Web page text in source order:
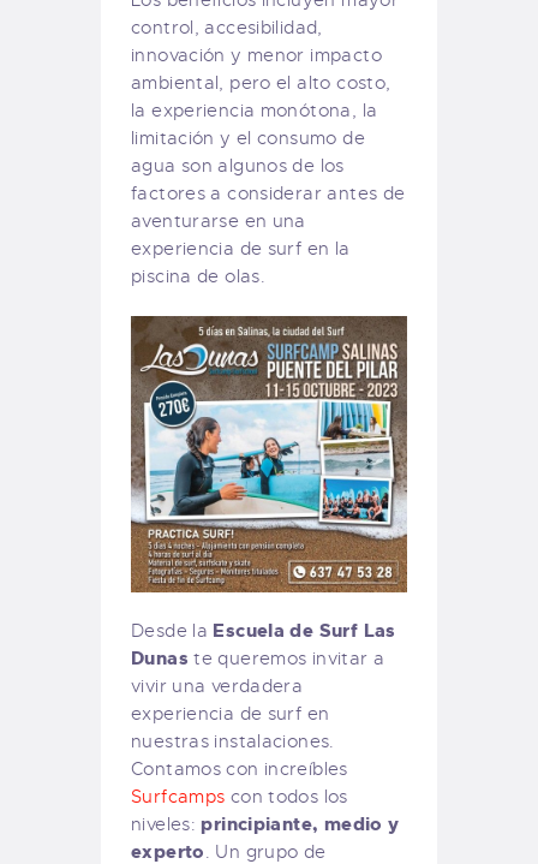
control, accesibilidad,
innovación y menor impacto
ambiental, pero el alto costo,
la experiencia monótona, la
limitación y el consumo de
agua son algunos de los
factores a considerar antes de
aventurarse en una
experiencia de surf en la
piscina de olas.
Desde la Escuela de Surf Las
Dunas te queremos invitar a
vivir una verdadera
experiencia de surf en
nuestras instalaciones.
Contamos con increíbles
Surfcamps con todos los
niveles: principiante, medio y
experto. Un grupo de